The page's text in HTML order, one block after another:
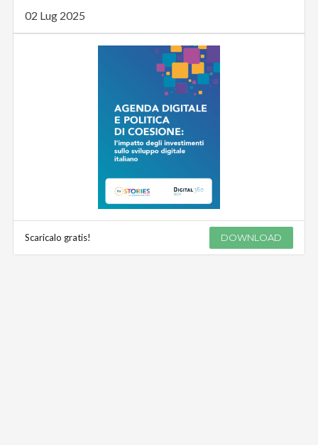
02 Lug 2025
Scaricalo gratis! DOWNLOAD